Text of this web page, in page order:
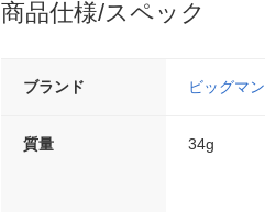
商品仕様/スペック
ブランド ビッグマン
質量 34g